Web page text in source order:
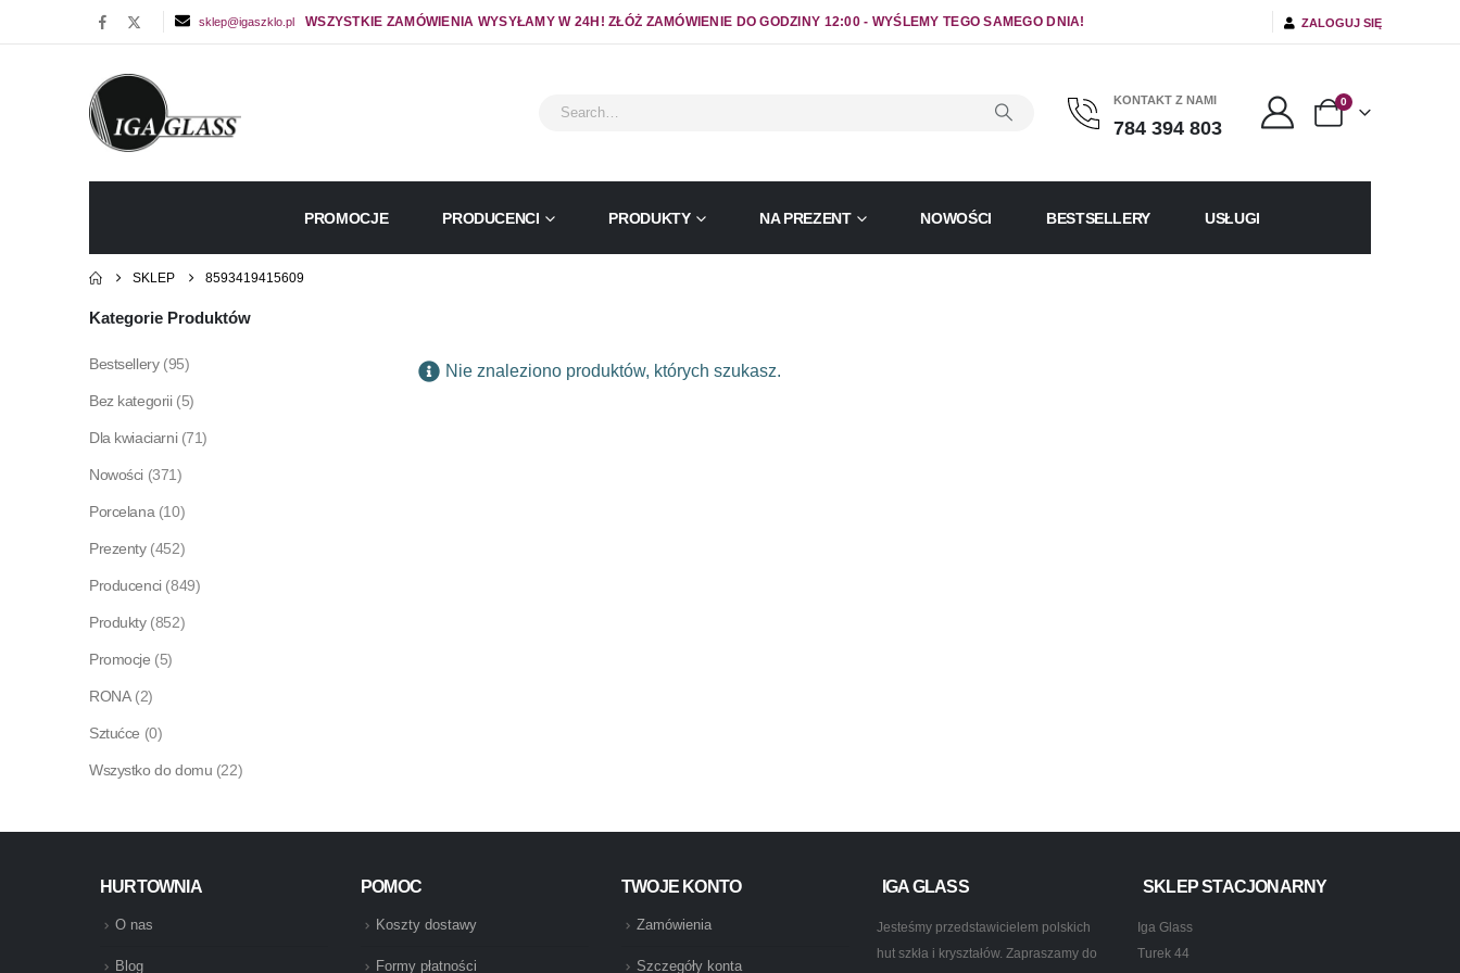
sklep@igaszklo.pl WSZYSTKIE ZAMÓWIENIA WYSYŁAMY W 24H! ZŁÓŻ ZAMÓWIENIE DO GODZINY 12:00 - WYŚLEMY TEGO SAMEGO DNIA! ZALOGUJ SIĘ
KONTAKT Z NAMI
784 394 803
0
PROMOCJE PRODUCENCI PRODUKTY NA PREZENT NOWOŚCI BESTSELLERY USŁUGI
SKLEP 8593419415609
Nie znaleziono produktów, których szukasz.
Kategorie Produktów
Bestsellery (95)
Bez kategorii (5)
Dla kwiaciarni (71)
Nowości (371)
Porcelana (10)
Prezenty (452)
Producenci (849)
Produkty (852)
Promocje (5)
RONA (2)
Sztućce (0)
Wszystko do domu (22)
HURTOWNIA
O nas
Blog
POMOC
Koszty dostawy
Formy płatności
TWOJE KONTO
Zamówienia
Szczegóły konta
IGA GLASS
Jesteśmy przedstawicielem polskich
hut szkła i kryształów. Zapraszamy do
SKLEP STACJONARNY
Iga Glass
Turek 44